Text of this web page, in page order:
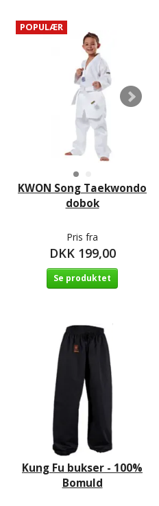
POPULÆR
KWON Song Taekwondo
dobok
Pris fra
DKK 199,00
Se produktet
Kung Fu bukser - 100%
Bomuld